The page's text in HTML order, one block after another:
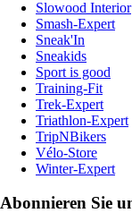
Slowood Interior
Smash-Expert
Sneak'In
Sneakids
Sport is good
Training-Fit
Trek-Expert
Triathlon-Expert
TripNBikers
Vélo-Store
Winter-Expert
Abonnieren Sie